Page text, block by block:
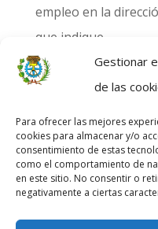
Gestionar
de las
Para ofrecer las mejores
cookies para almacenar y/o
consentimiento de estas
como el comportamiento de
en este sitio. No consentir o
negativamente a ciertas
empleo en la
que indique.
Interesados en
colegio.